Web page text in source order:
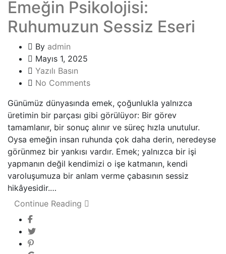
Emeğin Psikolojisi:
Ruhumuzun Sessiz Eseri
By admin
Mayıs 1, 2025
Yazılı Basın
No Comments
Günümüz dünyasında emek, çoğunlukla yalnızca
üretimin bir parçası gibi görülüyor: Bir görev
tamamlanır, bir sonuç alınır ve süreç hızla unutulur.
Oysa emeğin insan ruhunda çok daha derin, neredeyse
görünmez bir yankısı vardır. Emek; yalnızca bir işi
yapmanın değil kendimizi o işe katmanın, kendi
varoluşumuza bir anlam verme çabasının sessiz
hikâyesidir.…
Continue Reading